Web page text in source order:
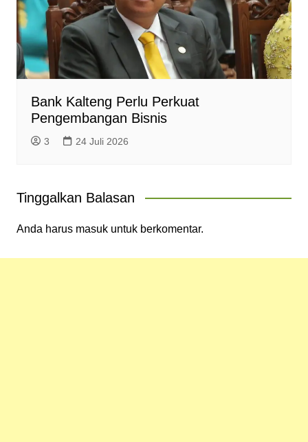
Bank Kalteng Perlu Perkuat
Pengembangan Bisnis
3 24 Juli 2026
Tinggalkan Balasan
Anda harus masukuntuk berkomentar.